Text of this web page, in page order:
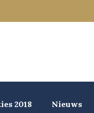
2018 Nieuws